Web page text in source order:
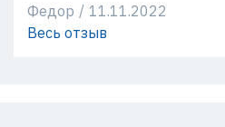
Федор / 11.11.2022
Весь отзыв